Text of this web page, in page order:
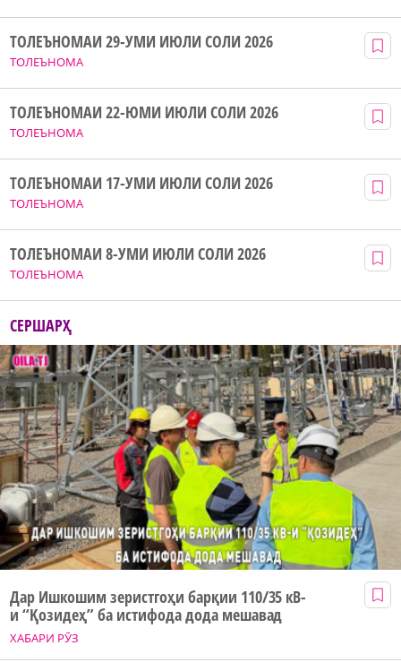
ТОЛЕЪНОМА
ТОЛЕЪНОМАИ 29-УМИ ИЮЛИ СОЛИ 2026
ТОЛЕЪНОМА
ТОЛЕЪНОМАИ 22-ЮМИ ИЮЛИ СОЛИ 2026
ТОЛЕЪНОМА
ТОЛЕЪНОМАИ 17-УМИ ИЮЛИ СОЛИ 2026
ТОЛЕЪНОМА
ТОЛЕЪНОМАИ 8-УМИ ИЮЛИ СОЛИ 2026
СЕРШАРҲ
ХАБАРИ РӮЗ
Дар Ишкошим зеристгоҳи барқии 110/35 кВ-
и “Қозидеҳ” ба истифода дода мешавад